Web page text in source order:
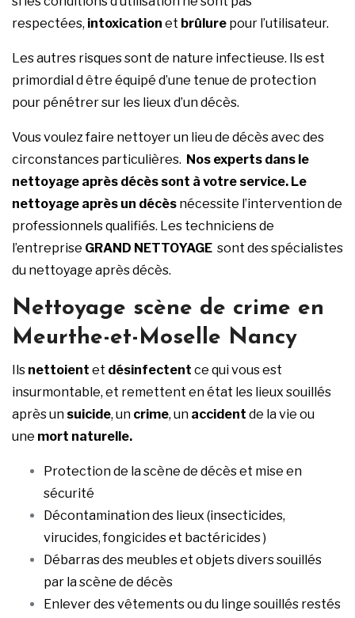
respectées, intoxication et brûlure pour l’utilisateur.
Les autres risques sont de nature infectieuse. Ils est
primordial d être équipé d’une tenue de protection
pour pénétrer sur les lieux d’un décès.
Vous voulez faire nettoyer un lieu de décès avec des
circonstances particulières. Nos experts dans le
nettoyage après décès sont à votre service. Le
nettoyage après un décès nécessite l’intervention de
professionnels qualifiés. Les techniciens de
l’entreprise GRAND NETTOYAGE sont des spécialistes
du nettoyage après décès.
Nettoyage scène de crime en
Meurthe-et-Moselle Nancy
Ils nettoient et désinfectent ce qui vous est
insurmontable, et remettent en état les lieux souillés
après un suicide, un crime, un accident de la vie ou
une mort naturelle.
Protection de la scène de décès et mise en
sécurité
Décontamination des lieux (insecticides,
virucides, fongicides et bactéricides )
Débarras des meubles et objets divers souillés
par la scène de décès
Enlever des vêtements ou du linge souillés restés